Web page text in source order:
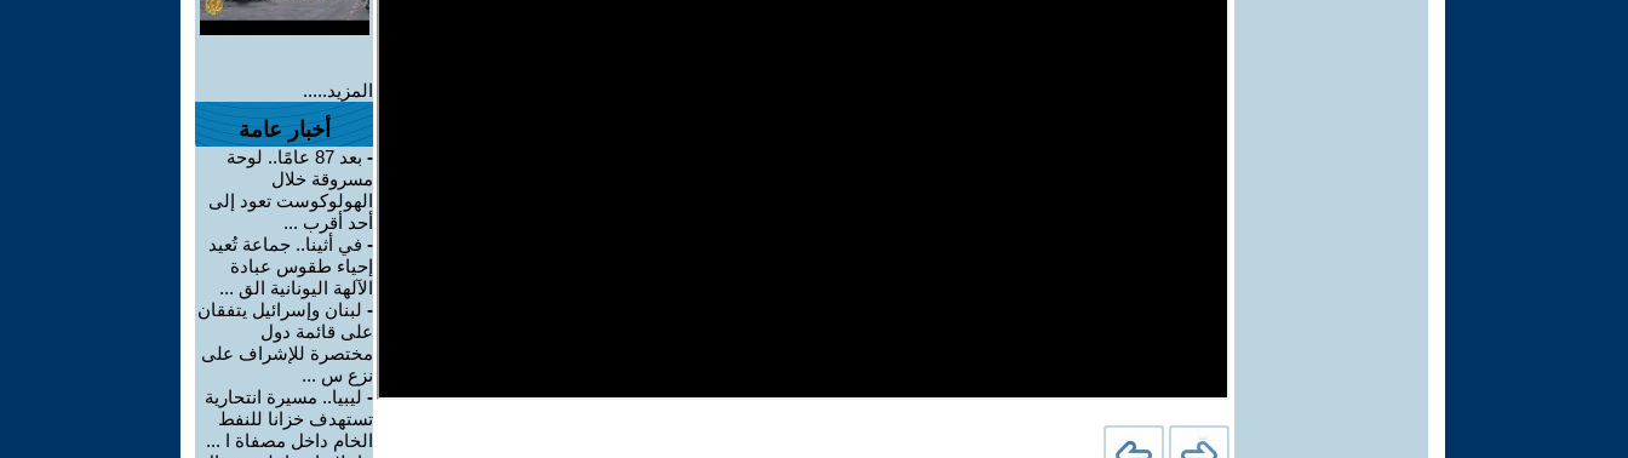
المزيد.....
أخبار عامة
-
بعد 87 عامًا.. لوحة
مسروقة خلال
الهولوكوست تعود إلى
أحد أقرب ...
- في أثينا.. جماعة تُعيد
إحياء طقوس عبادة
الآلهة اليونانية الق ...
- لبنان وإسرائيل يتفقان
على قائمة دول
مختصرة للإشراف على
نزع س ...
- ليبيا.. مسيرة انتحارية
تستهدف خزانا للنفط
الخام داخل مصفاة ا ...